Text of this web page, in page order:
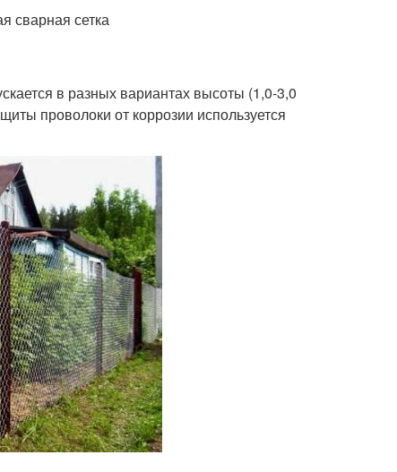
сварная сетка
в разных вариантах высоты (1,0-3,0
проволоки от коррозии используется